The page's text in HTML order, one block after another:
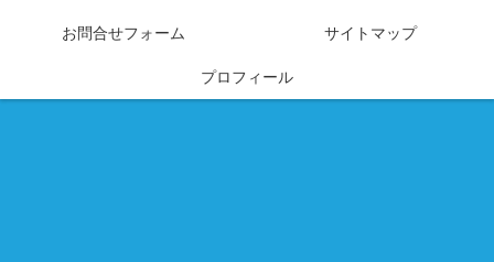
お問合せフォーム サイトマップ
プロフィール